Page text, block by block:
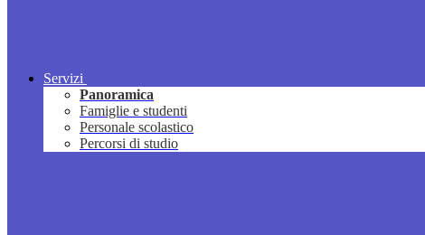
Servizi
Panoramica
Famiglie e studenti
Personale scolastico
Percorsi di studio